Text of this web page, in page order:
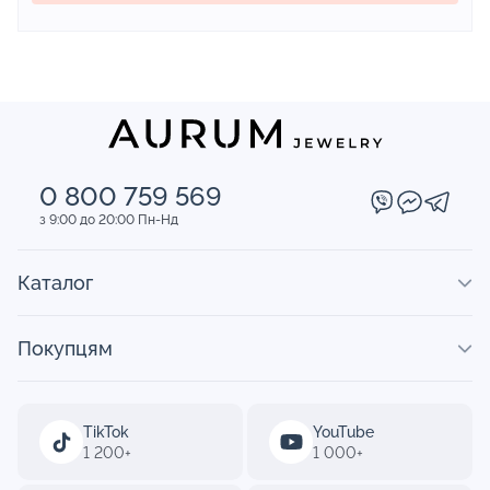
0 800 759 569
з 9:00 до 20:00 Пн-Нд
TikTok
1 200+
YouTube
1 000+
Каталог
Покупцям